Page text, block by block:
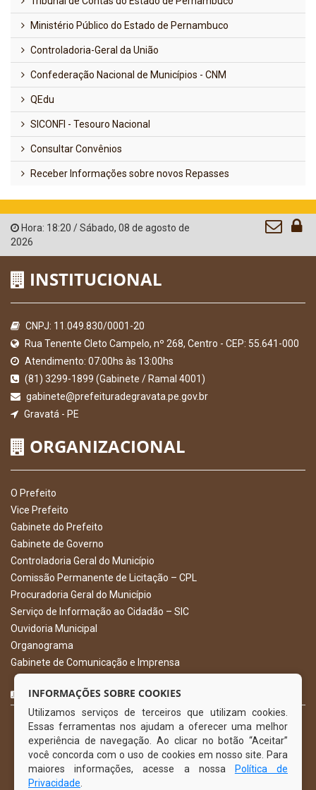
Ministério Público do Estado de Pernambuco
Controladoria-Geral da União
Confederação Nacional de Municípios - CNM
QEdu
SICONFI - Tesouro Nacional
Consultar Convênios
Receber Informações sobre novos Repasses
Hora: 18:20 /Sábado, 08 de agosto de
2026
INSTITUCIONAL
CNPJ: 11.049.830/0001-20
Rua Tenente Cleto Campelo, nº 268, Centro - CEP: 55.641-000
Atendimento: 07:00hs às 13:00hs
(81) 3299-1899 (Gabinete / Ramal 4001)
gabinete@prefeituradegravata.pe.gov.br
Gravatá - PE
ORGANIZACIONAL
O Prefeito
Vice Prefeito
Gabinete do Prefeito
Gabinete de Governo
Controladoria Geral do Município
Comissão Permanente de Licitação – CPL
Procuradoria Geral do Município
Serviço de Informação ao Cidadão – SIC
Ouvidoria Municipal
Organograma
Gabinete de Comunicação e Imprensa
CURTA NOSSA FAN PAGE
INFORMAÇÕES SOBRE COOKIES
Utilizamos serviços de terceiros que utilizam cookies.
Essas ferramentas nos ajudam a oferecer uma melhor
experiência de navegação. Ao clicar no botão “Aceitar”
você concorda com o uso de cookies em nosso site. Para
maiores informações, acesse a nossa
Política de
Privacidade